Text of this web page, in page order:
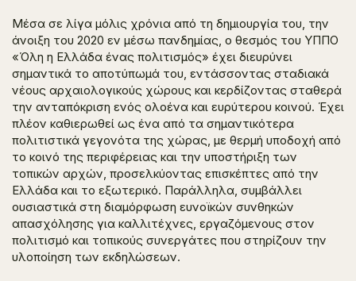
Μέσα σε λίγα μόλις χρόνια από τη δημιουργία του, την
άνοιξη του 2020 εν μέσω πανδημίας, ο θεσμός του ΥΠΠΟ
«Όλη η Ελλάδα ένας πολιτισμός» έχει διευρύνει
σημαντικά το αποτύπωμά του, εντάσσοντας σταδιακά
νέους αρχαιολογικούς χώρους και κερδίζοντας σταθερά
την ανταπόκριση ενός ολοένα και ευρύτερου κοινού. Έχει
πλέον καθιερωθεί ως ένα από τα σημαντικότερα
πολιτιστικά γεγονότα της χώρας, με θερμή υποδοχή από
το κοινό της περιφέρειας και την υποστήριξη των
τοπικών αρχών, προσελκύοντας επισκέπτες από την
Ελλάδα και το εξωτερικό. Παράλληλα, συμβάλλει
ουσιαστικά στη διαμόρφωση ευνοϊκών συνθηκών
απασχόλησης για καλλιτέχνες, εργαζόμενους στον
πολιτισμό και τοπικούς συνεργάτες που στηρίζουν την
υλοποίηση των εκδηλώσεων.